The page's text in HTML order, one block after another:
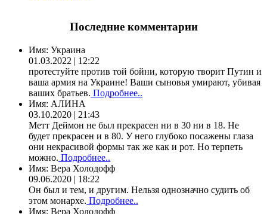
Последние комментарии
Имя: Украина
01.03.2022 | 12:22
протестуйте против той бойни, которую творит Путин и
ваша армия на Украине! Ваши сыновья умирают, убивая
ваших братьев. Подробнее..
Имя: АЛИНА
03.10.2020 | 21:43
Метт Деймон не был прекрасен ни в 30 ни в 18. Не
будет прекрасен и в 80. У него глубоко посажены глаза
они некрасивой формы так же как и рот. Но терпеть
можно. Подробнее..
Имя: Вера Холодофф
09.06.2020 | 18:22
Он был и тем, и другим. Нельзя однозначно судить об
этом монархе. Подробнее..
Имя: Вера Холодофф